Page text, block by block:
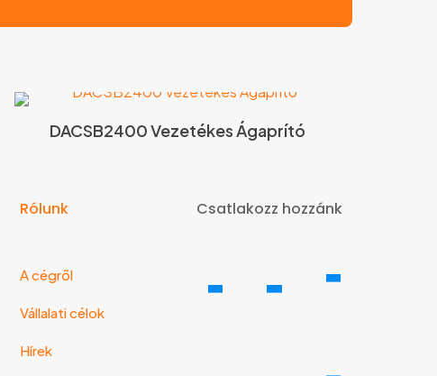
DACSB2400 Vezetékes Ágaprító
Rólunk
A cégről
Vállalati célok
Hírek
Csatlakozz hozzánk